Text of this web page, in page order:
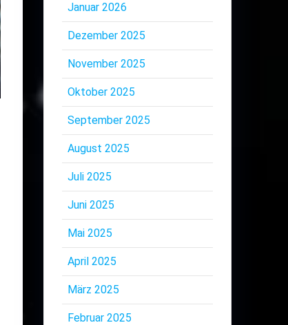
Januar 2026
Dezember 2025
November 2025
Oktober 2025
September 2025
August 2025
Juli 2025
Juni 2025
Mai 2025
April 2025
März 2025
Februar 2025